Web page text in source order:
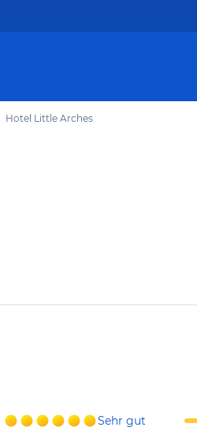
Hotel Little Arches
Sehr gut